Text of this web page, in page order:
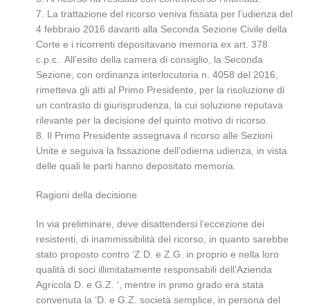
7. La trattazione del ricorso veniva fissata per l’udienza del
4 febbraio 2016 davanti alla Seconda Sezione Civile della
Corte e i ricorrenti depositavano memoria ex art. 378
c.p.c.. All’esito della camera di consiglio, la Seconda
Sezione, con ordinanza interlocutoria n. 4058 del 2016,
rimetteva gli atti al Primo Presidente, per la risoluzione di
un contrasto di giurisprudenza, la cui soluzione reputava
rilevante per la decisione del quinto motivo di ricorso.
8. Il Primo Presidente assegnava il ricorso alle Sezioni
Unite e seguiva la fissazione dell’odierna udienza, in vista
delle quali le parti hanno depositato memoria.
Ragioni della decisione
In via preliminare, deve disattendersi l’eccezione dei
resistenti, di inammissibilità del ricorso, in quanto sarebbe
stato proposto contro ‘Z.D. e Z.G. in proprio e nella loro
qualità di soci illimitatamente responsabili dell’Azienda
Agricola D. e G.Z. ‘, mentre in primo grado era stata
convenuta la ‘D. e G.Z. società semplice, in persona del